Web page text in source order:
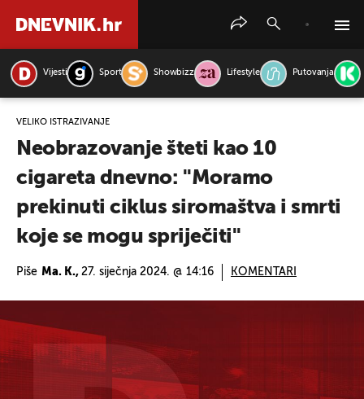
Vijesti Sport Showbizz Lifestyle Putovanja
VELIKO ISTRAŽIVANJE
Neobrazovanje šteti kao 10
cigareta dnevno: ''Moramo
prekinuti ciklus siromaštva i smrti
koje se mogu spriječiti''
Piše Ma. K., 27. siječnja 2024. @ 14:16 KOMENTARI
PRETRAŽITE VIJESTI